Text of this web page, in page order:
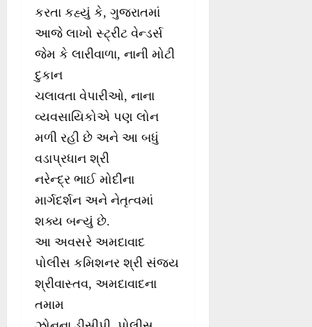
કરતા કહ્યું કે, ગુજરાતમાં
આજે લાખો સ્ટ્રીટ વેન્ડર્સ
જેમ કે લારીવાળા, નાની મોટી
દુકાન
ચલાવતા વેપારીઓ, નાના
વ્યવસાયિકોએ પણ લોન
મળી રહી છે અને આ બધું
વડાપ્રધાન શ્રી
નરેન્દ્ર ભાઈ મોદીના
માર્ગદર્શન અને નેતૃત્વમાં
શક્ય બન્યું છે.
આ અવસરે અમદાવાદ
પોલીસ કમિશનર શ્રી સંજય
શ્રીવાસ્તવ, અમદાવાદના
તમામ